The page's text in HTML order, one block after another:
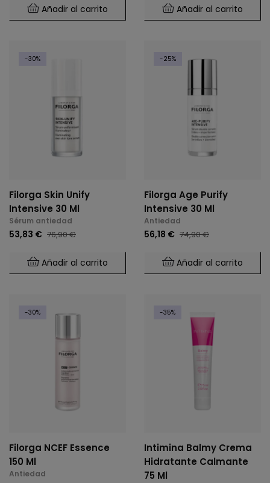
Añadir al carrito Añadir al carrito
-30%
Filorga Skin Unify
Intensive 30 Ml
Sérum antiedad
53,83 € 76,90 €
Añadir al carrito
-25%
Filorga Age Purify
Intensive 30 Ml
Antiedad
56,18 € 74,90 €
Añadir al carrito
-30%
Filorga NCEF Essence
150 Ml
Antiedad
-35%
Intimina Balmy Crema
Hidratante Calmante
75 Ml